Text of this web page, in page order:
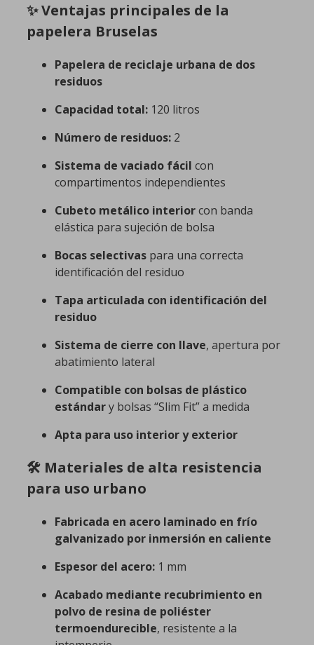
✨ Ventajas principales de la
papelera Bruselas
Papelera de reciclaje urbana de dos
residuos
Capacidad total: 120 litros
Número de residuos: 2
Sistema de vaciado fácil con
compartimentos independientes
Cubeto metálico interiorcon banda
elástica para sujeción de bolsa
Bocas selectivas para una correcta
identificación del residuo
Tapa articulada con identificación del
residuo
Sistema de cierre con llave, apertura por
abatimiento lateral
Compatible con bolsas de plástico
estándary bolsas “Slim Fit” a medida
Apta para uso interior y exterior
🛠️ Materiales de alta resistencia
para uso urbano
Fabricada en acero laminado en frío
galvanizado por inmersión en caliente
Espesor del acero: 1 mm
Acabado mediante recubrimiento en
polvo de resina de poliéster
termoendurecible, resistente a la